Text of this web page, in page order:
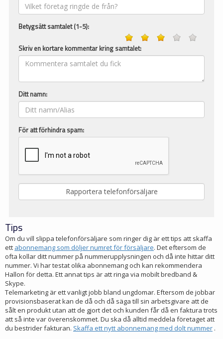
Betygsätt samtalet (1-5):
Skriv en kortare kommentar kring samtalet:
Ditt namn:
För att förhindra spam:
Tips
Om du vill slippa telefonförsäljare som ringer dig är ett tips att skaffa
ett abonnemang som döljer numret för försäljare. Det eftersom de
ofta kollar ditt nummer på nummerupplysningen och då inte hittar ditt
nummer. Vi har testat olika abonnemang och kan rekommendera
Hallon för detta. Ett annat tips är att ringa via mobilt bredband &
Skype.
Telemarketing är ett vanligt jobb bland ungdomar. Eftersom de jobbar
provisionsbaserat kan de då och då säga till sin arbetsgivare att de
sålt en produkt utan att de gjort det och kunden får då en faktura trots
att så inte var överenskommet. Du ska då alltid meddela företaget att
du bestrider fakturan. Skaffa ett nytt abonnemang med dolt nummer .